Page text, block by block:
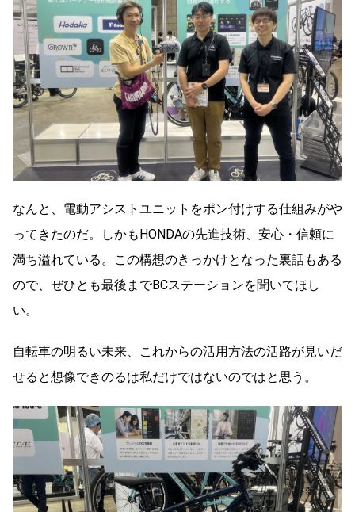
なんと、電動アシストユニットをポン付けする仕組みがや
ってきたのだ。しかもHONDAの先進技術、安心・信頼に
満ち溢れている。この構想のきっかけとなった裏話もある
ので、ぜひとも最後までBCステーションを聞いてほし
い。
自転車の明るい未来、これからの活用方法の活路が見いだ
せると想像できのるは私だけではないのではと思う。